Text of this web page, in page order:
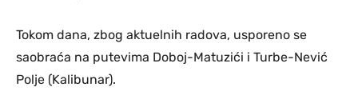
Tokom dana, zbog aktuelnih radova, usporeno se
saobraća na putevima Doboj-Matuzići i Turbe-Nević
Polje (Kalibunar).